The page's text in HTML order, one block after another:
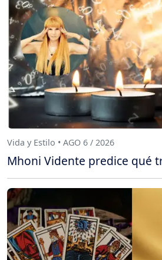
Vida y Estilo • AGO 6 / 2026
Mhoni Vidente predice qué